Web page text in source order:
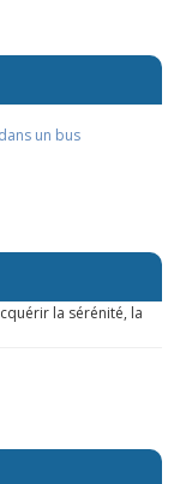
la sérénité, la